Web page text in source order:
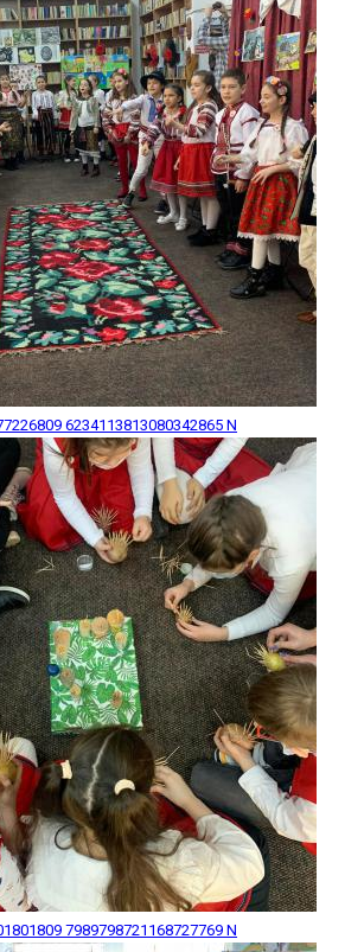
6234113813080342865 N
7989798721168727769 N